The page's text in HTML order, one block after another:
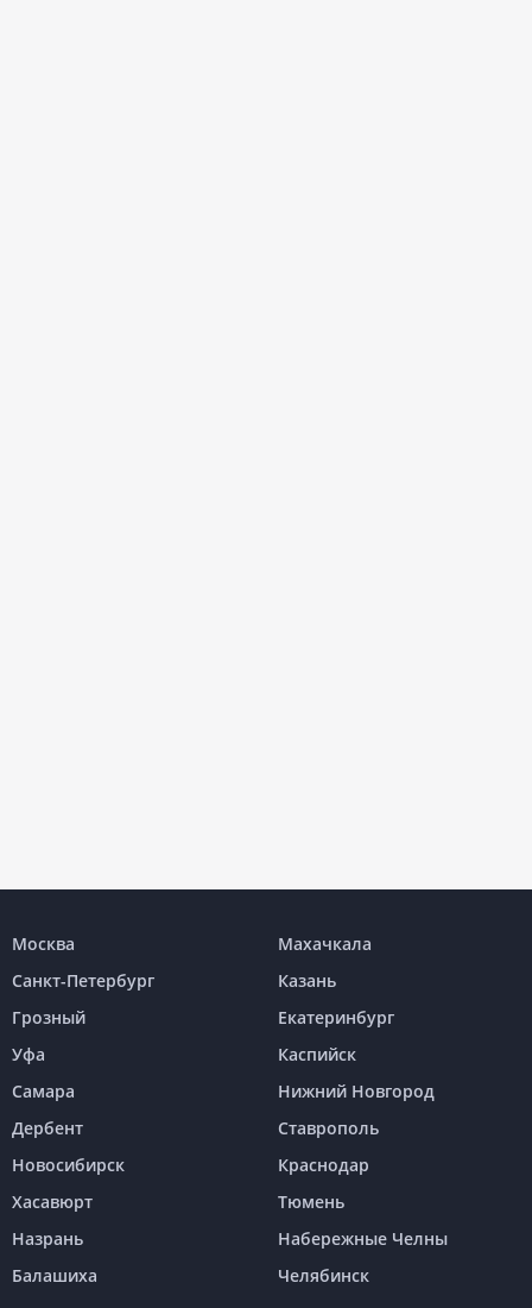
Москва
Махачкала
Санкт-Петербург
Казань
Грозный
Екатеринбург
Уфа
Каспийск
Самара
Нижний Новгород
Дербент
Ставрополь
Новосибирск
Краснодар
Хасавюрт
Тюмень
Назрань
Набережные Челны
Балашиха
Челябинск